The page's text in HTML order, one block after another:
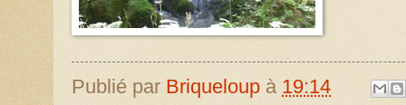
Publié par Briqueloup à 19:14